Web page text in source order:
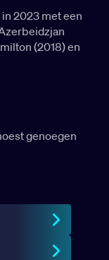
2023 met een
(2018) en
genoegen